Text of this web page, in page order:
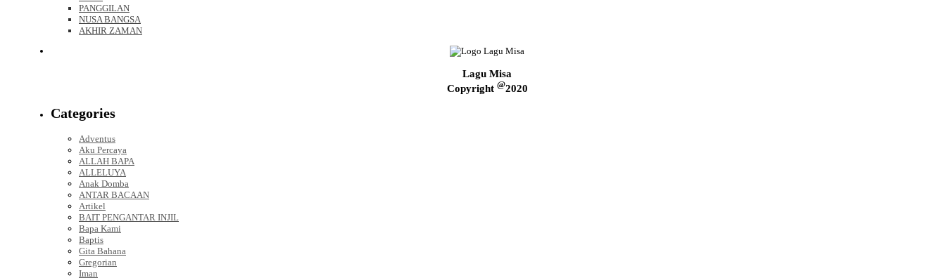
PANGGILAN
NUSA BANGSA
AKHIR ZAMAN
Lagu Misa
Copyright @2020
Categories
Adventus
Aku Percaya
ALLAH BAPA
ALLELUYA
Anak Domba
ANTAR BACAAN
Artikel
BAIT PENGANTAR INJIL
Bapa Kami
Baptis
Gita Bahana
Gregorian
Iman